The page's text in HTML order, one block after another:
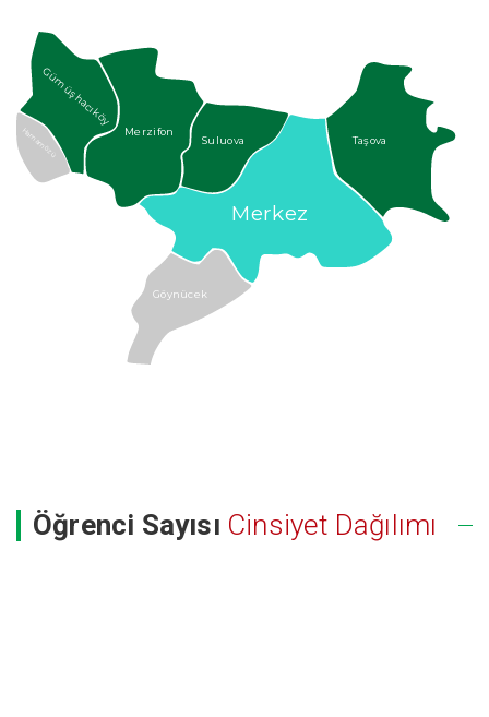
Gümüşhacıköy
Suluova
Merzifon
Merkez
Göynücek
Taşova
Hamamözü
Öğrenci Sayısı Cinsiyet Dağılımı